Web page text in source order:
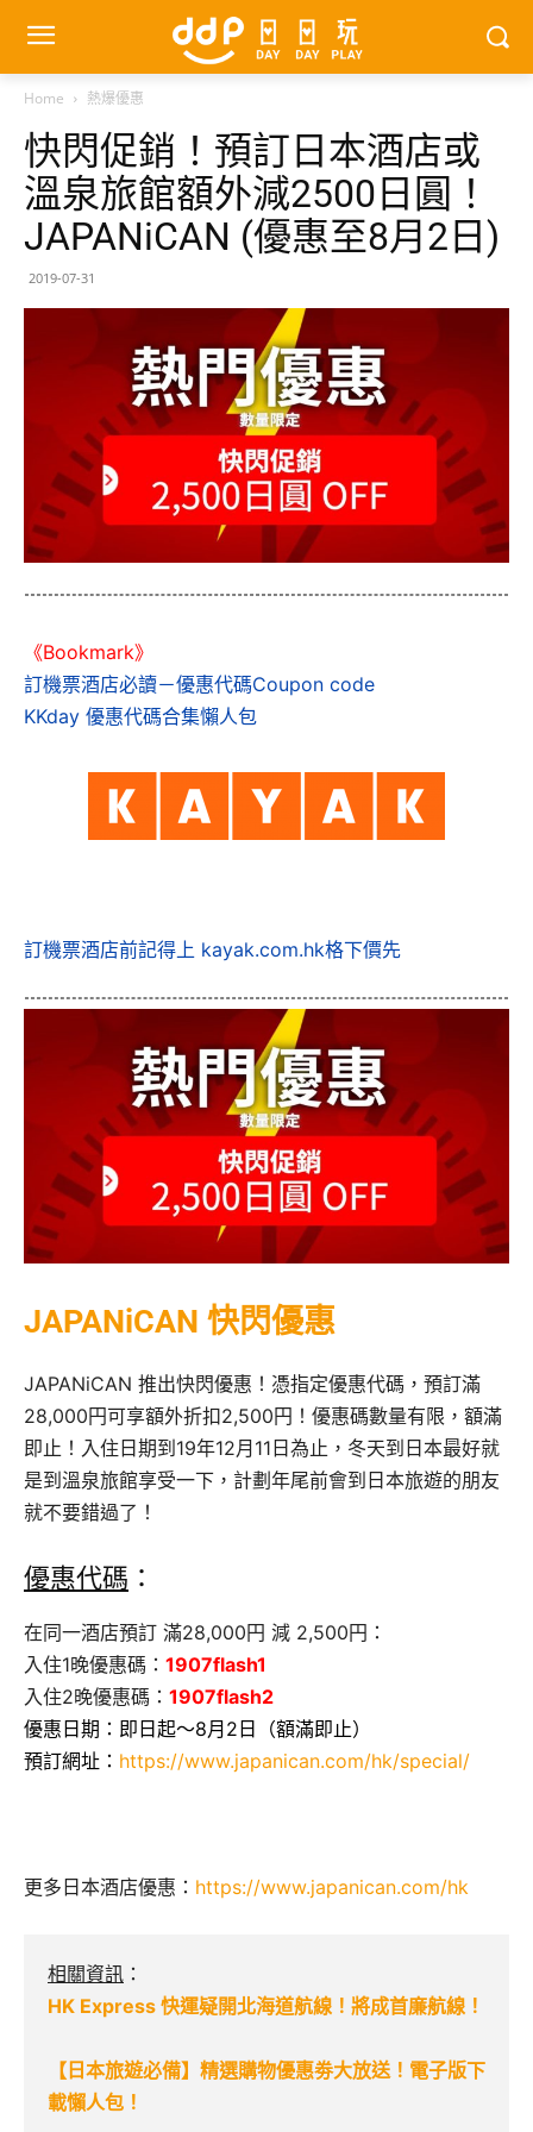
Home 熱爆優惠
快閃促銷！預訂日本酒店或
溫泉旅館額外減2500日圓！
JAPANiCAN (優惠至8月2日)
2019-07-31
《Bookmark》
訂機票酒店必讀－優惠代碼Coupon code
KKday 優惠代碼合集懶人包
訂機票酒店前記得上 kayak.com.hk格下價先
JAPANiCAN 快閃優惠
JAPANiCAN 推出快閃優惠！憑指定優惠代碼，預訂滿
28,000円可享額外折扣2,500円！優惠碼數量有限，額滿
即止！入住日期到19年12月11日為止，冬天到日本最好就
是到溫泉旅館享受一下，計劃年尾前會到日本旅遊的朋友
就不要錯過了！
優惠代碼 ：
在同一酒店預訂 滿28,000円 減 2,500円：
入住1晚優惠碼： 1907flash1
入住2晚優惠碼： 1907flash2
優惠日期：即日起～8月2日（額滿即止）
預訂網址： https://www.japanican.com/hk/special/
更多日本酒店優惠： https://www.japanican.com/hk
相關資訊 ：
HK Express 快運疑開北海道航線！將成首廉航線！
【日本旅遊必備】精選購物優惠劵大放送！電子版下
載懶人包！